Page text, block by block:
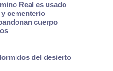
Real es usado
cementerio
cuerpo
del desierto